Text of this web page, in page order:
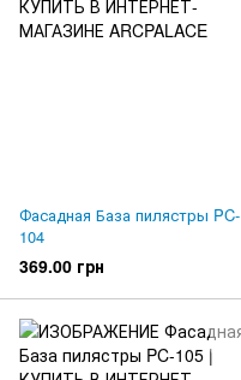
Фасадная База пилястры PC-
104
369.00 грн